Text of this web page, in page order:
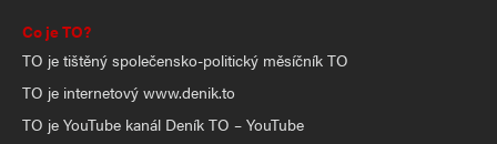
Co je TO?
TO je tištěný společensko-politický měsíčník TO
TO je internetový www.denik.to
TO je YouTube kanál Deník TO – YouTube